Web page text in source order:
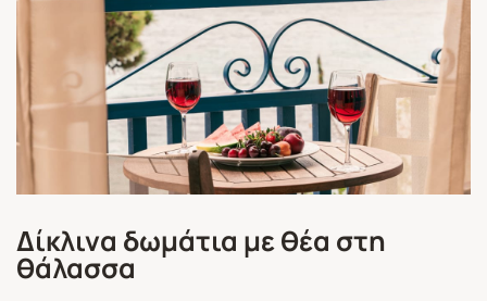
Δίκλινα δωμάτια με θέα στη
θάλασσα